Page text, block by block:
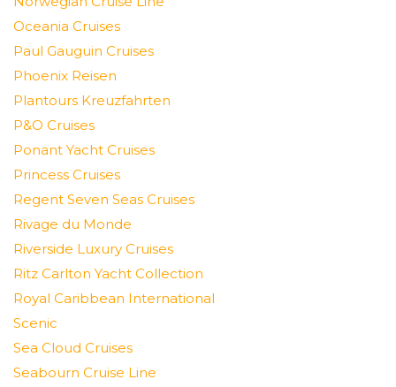
Oceania Cruises
Paul Gauguin Cruises
Phoenix Reisen
Plantours Kreuzfahrten
P&O Cruises
Ponant Yacht Cruises
Princess Cruises
Regent Seven Seas Cruises
Rivage du Monde
Riverside Luxury Cruises
Ritz Carlton Yacht Collection
Royal Caribbean International
Scenic
Sea Cloud Cruises
Seabourn Cruise Line